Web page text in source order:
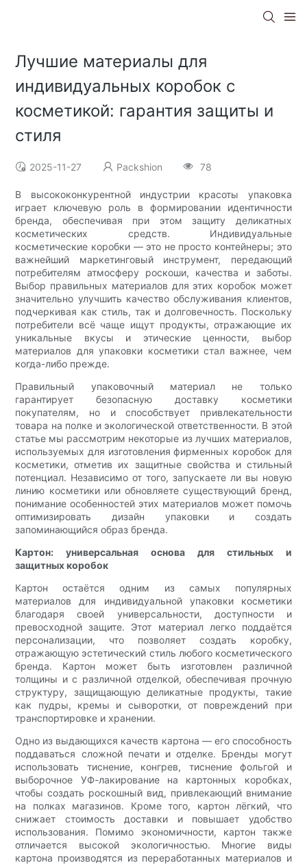
Лучшие материалы для
индивидуальных коробок с
косметикой: гарантия защиты и
стиля
2025-11-27 Packshion 78
В высококонкурентной индустрии красоты упаковка
играет ключевую роль в формировании идентичности
бренда, обеспечивая при этом защиту деликатных
косметических средств. Индивидуальные
косметические коробки — это не просто контейнеры; это
важнейший маркетинговый инструмент, передающий
потребителям атмосферу роскоши, качества и заботы.
Выбор правильных материалов для этих коробок может
значительно улучшить качество обслуживания клиентов,
подчеркивая как стиль, так и долговечность. Поскольку
потребители всё чаще ищут продукты, отражающие их
уникальные вкусы и этические ценности, выбор
материалов для упаковки косметики стал важнее, чем
когда-либо прежде.
Правильный упаковочный материал не только
гарантирует безопасную доставку косметики
покупателям, но и способствует привлекательности
товара на полке и экологической ответственности. В этой
статье мы рассмотрим некоторые из лучших материалов,
используемых для изготовления фирменных коробок для
косметики, отметив их защитные свойства и стильный
потенциал. Независимо от того, запускаете ли вы новую
линию косметики или обновляете существующий бренд,
понимание особенностей этих материалов может помочь
оптимизировать дизайн упаковки и создать
запоминающийся образ бренда.
Картон: универсальная основа для стильных и
защитных коробок
Картон остаётся одним из самых популярных
материалов для индивидуальной упаковки косметики
благодаря своей универсальности, доступности и
превосходной защите. Этот материал легко поддаётся
персонализации, что позволяет создать коробку,
отражающую эстетический стиль любого косметического
бренда. Картон может быть изготовлен различной
толщины и с различной отделкой, обеспечивая прочную
структуру, защищающую деликатные продукты, такие
как пудры, кремы и сыворотки, от повреждений при
транспортировке и хранении.
Одно из выдающихся качеств картона — его способность
поддаваться сложной печати и отделке. Бренды могут
использовать тиснение, конгрев, тиснение фольгой и
выборочное УФ-лакирование на картонных коробках,
чтобы создать роскошный вид, привлекающий внимание
на полках магазинов. Кроме того, картон лёгкий, что
снижает стоимость доставки и повышает удобство
использования. Помимо экономичности, картон также
отличается высокой экологичностью. Многие виды
картона производятся из переработанных материалов и